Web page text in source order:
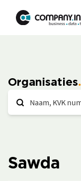
Organisaties
Sawda